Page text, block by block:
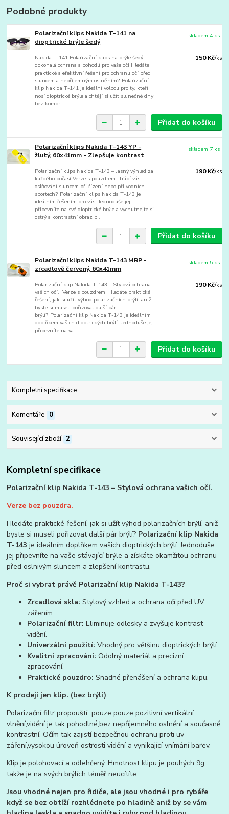
Podobné produkty
Polarizační klips Nakida T-141 na
dioptrické brýle šedý
Nakida T-141 Polarizační klips na brýle šedý -
dokonalá ochrana a pohodlí pro vaše oči Hledáte
praktické a efektivní řešení pro ochranu očí před
sluncem a nepříjemným oslněním? Polarizační
klip Nakida T-141 je ideální volbou pro ty, kteří
nosí dioptrické brýle a chtějí si užít slunečné dny
bez kompr...
150 Kč/ks
skladem 4 ks
Přidat do košíku
Polarizační klips Nakida T-143 YP -
žlutý, 60x41mm - Zlepšuje kontrast
Polarizační klips Nakida T-143 – Jasný výhled za
každého počasí Verze s pouzdrem. Trápí vás
oslňování sluncem při řízení nebo při vodních
sportech? Polarizační klips Nakida T-143 je
ideálním řešením pro vás. Jednoduše jej
připevníte na své dioptrické brýle a vychutnejte si
ostrý a kontrastní obraz b...
190 Kč/ks
skladem 7 ks
Přidat do košíku
Polarizační klips Nakida T-143 MRP -
zrcadlově červený, 60x41mm
Polarizační klip Nakida T-143 – Stylová ochrana
vašich očí. Verze s pouzdrem. Hledáte praktické
řešení, jak si užít výhod polarizačních brýlí, aniž
byste si museli pořizovat další pár
brýlí? Polarizační klip Nakida T-143 je ideálním
doplňkem vašich dioptrických brýlí. Jednoduše jej
připevníte na va...
190 Kč/ks
skladem 5 ks
Přidat do košíku
Kompletní specifikace
Komentáře 0
Související zboží 2
Kompletní specifikace
Polarizační klip Nakida T-143 – Stylová ochrana vašich očí.
Verze bez pouzdra.
Hledáte praktické řešení, jak si užít výhod polarizačních brýlí, aniž
byste si museli pořizovat další pár brýlí? Polarizační klip Nakida
T-143 je ideálním doplňkem vašich dioptrických brýlí. Jednoduše
jej připevníte na vaše stávající brýle a získáte okamžitou ochranu
před oslnivým sluncem a zlepšení kontrastu.
Proč si vybrat právě Polarizační klip Nakida T-143?
Zrcadlová skla: Stylový vzhled a ochrana očí před UV
zářením.
Polarizační filtr: Eliminuje odlesky a zvyšuje kontrast
vidění.
Univerzální použití: Vhodný pro většinu dioptrických brýlí.
Kvalitní zpracování: Odolný materiál a precizní
zpracování.
Praktické pouzdro: Snadné přenášení a ochrana klipu.
K prodeji jen klip. (bez brýlí)
Polarizační filtr propouští pouze pouze pozitivní vertikální
vlnění,vidění je tak pohodlné,bez nepříjemného oslnění a současně
kontrastní. Očím tak zajistí bezpečnou ochranu proti uv
záření,vysokou úroveň ostrosti vidění a vynikající vnímání barev.
Klip je polohovací a odlehčený. Hmotnost klipu je pouhých 9g,
takže je na svých brýlích téměř neucítíte.
Jsou vhodné nejen pro řidiče, ale jsou vhodné i pro rybáře
když se bez obtíží rozhlédnete po hladině aniž by se vám